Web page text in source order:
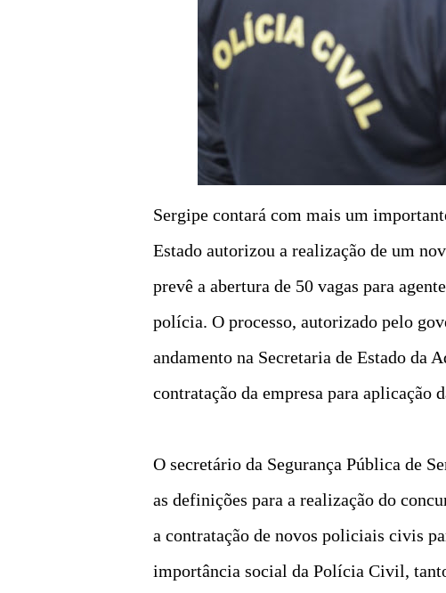
Sergipe contará com mais um
Estado autorizou a realização de um
prevê a abertura de 50 vagas para
polícia. O processo, autorizado pelo
andamento na Secretaria de Estado da
contratação da empresa para aplicação
O secretário da Segurança Pública de
as definições para a realização do
a contratação de novos policiais civis
importância social da Polícia Civil,